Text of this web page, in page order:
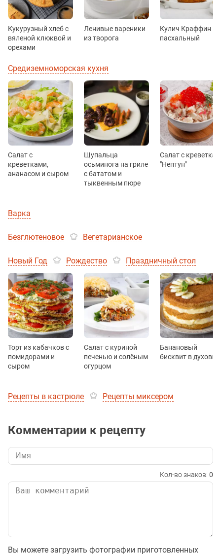
Кукурузный хлеб с
вяленой клюквой и
орехами
Ленивые вареники
из творога
Кулич Краффин
пасхальный
Средиземноморская кухня
Салат с
креветками,
ананасом и сыром
Щупальца
осьминога на гриле
с бататом и
тыквенным пюре
Салат с
"Нептун"
Варка
Безглютеновое Вегетарианское
Новый Год Рождество Праздничный стол
Торт из кабачков с
помидорами и
сыром
Салат с куриной
печенью и солёным
огурцом
Банановый
бисквит в духовке
Рецепты в кастрюле Рецепты миксером
Комментарии к рецепту
Кол-во знаков: 0
Вы можете загрузить фотографии приготовленных